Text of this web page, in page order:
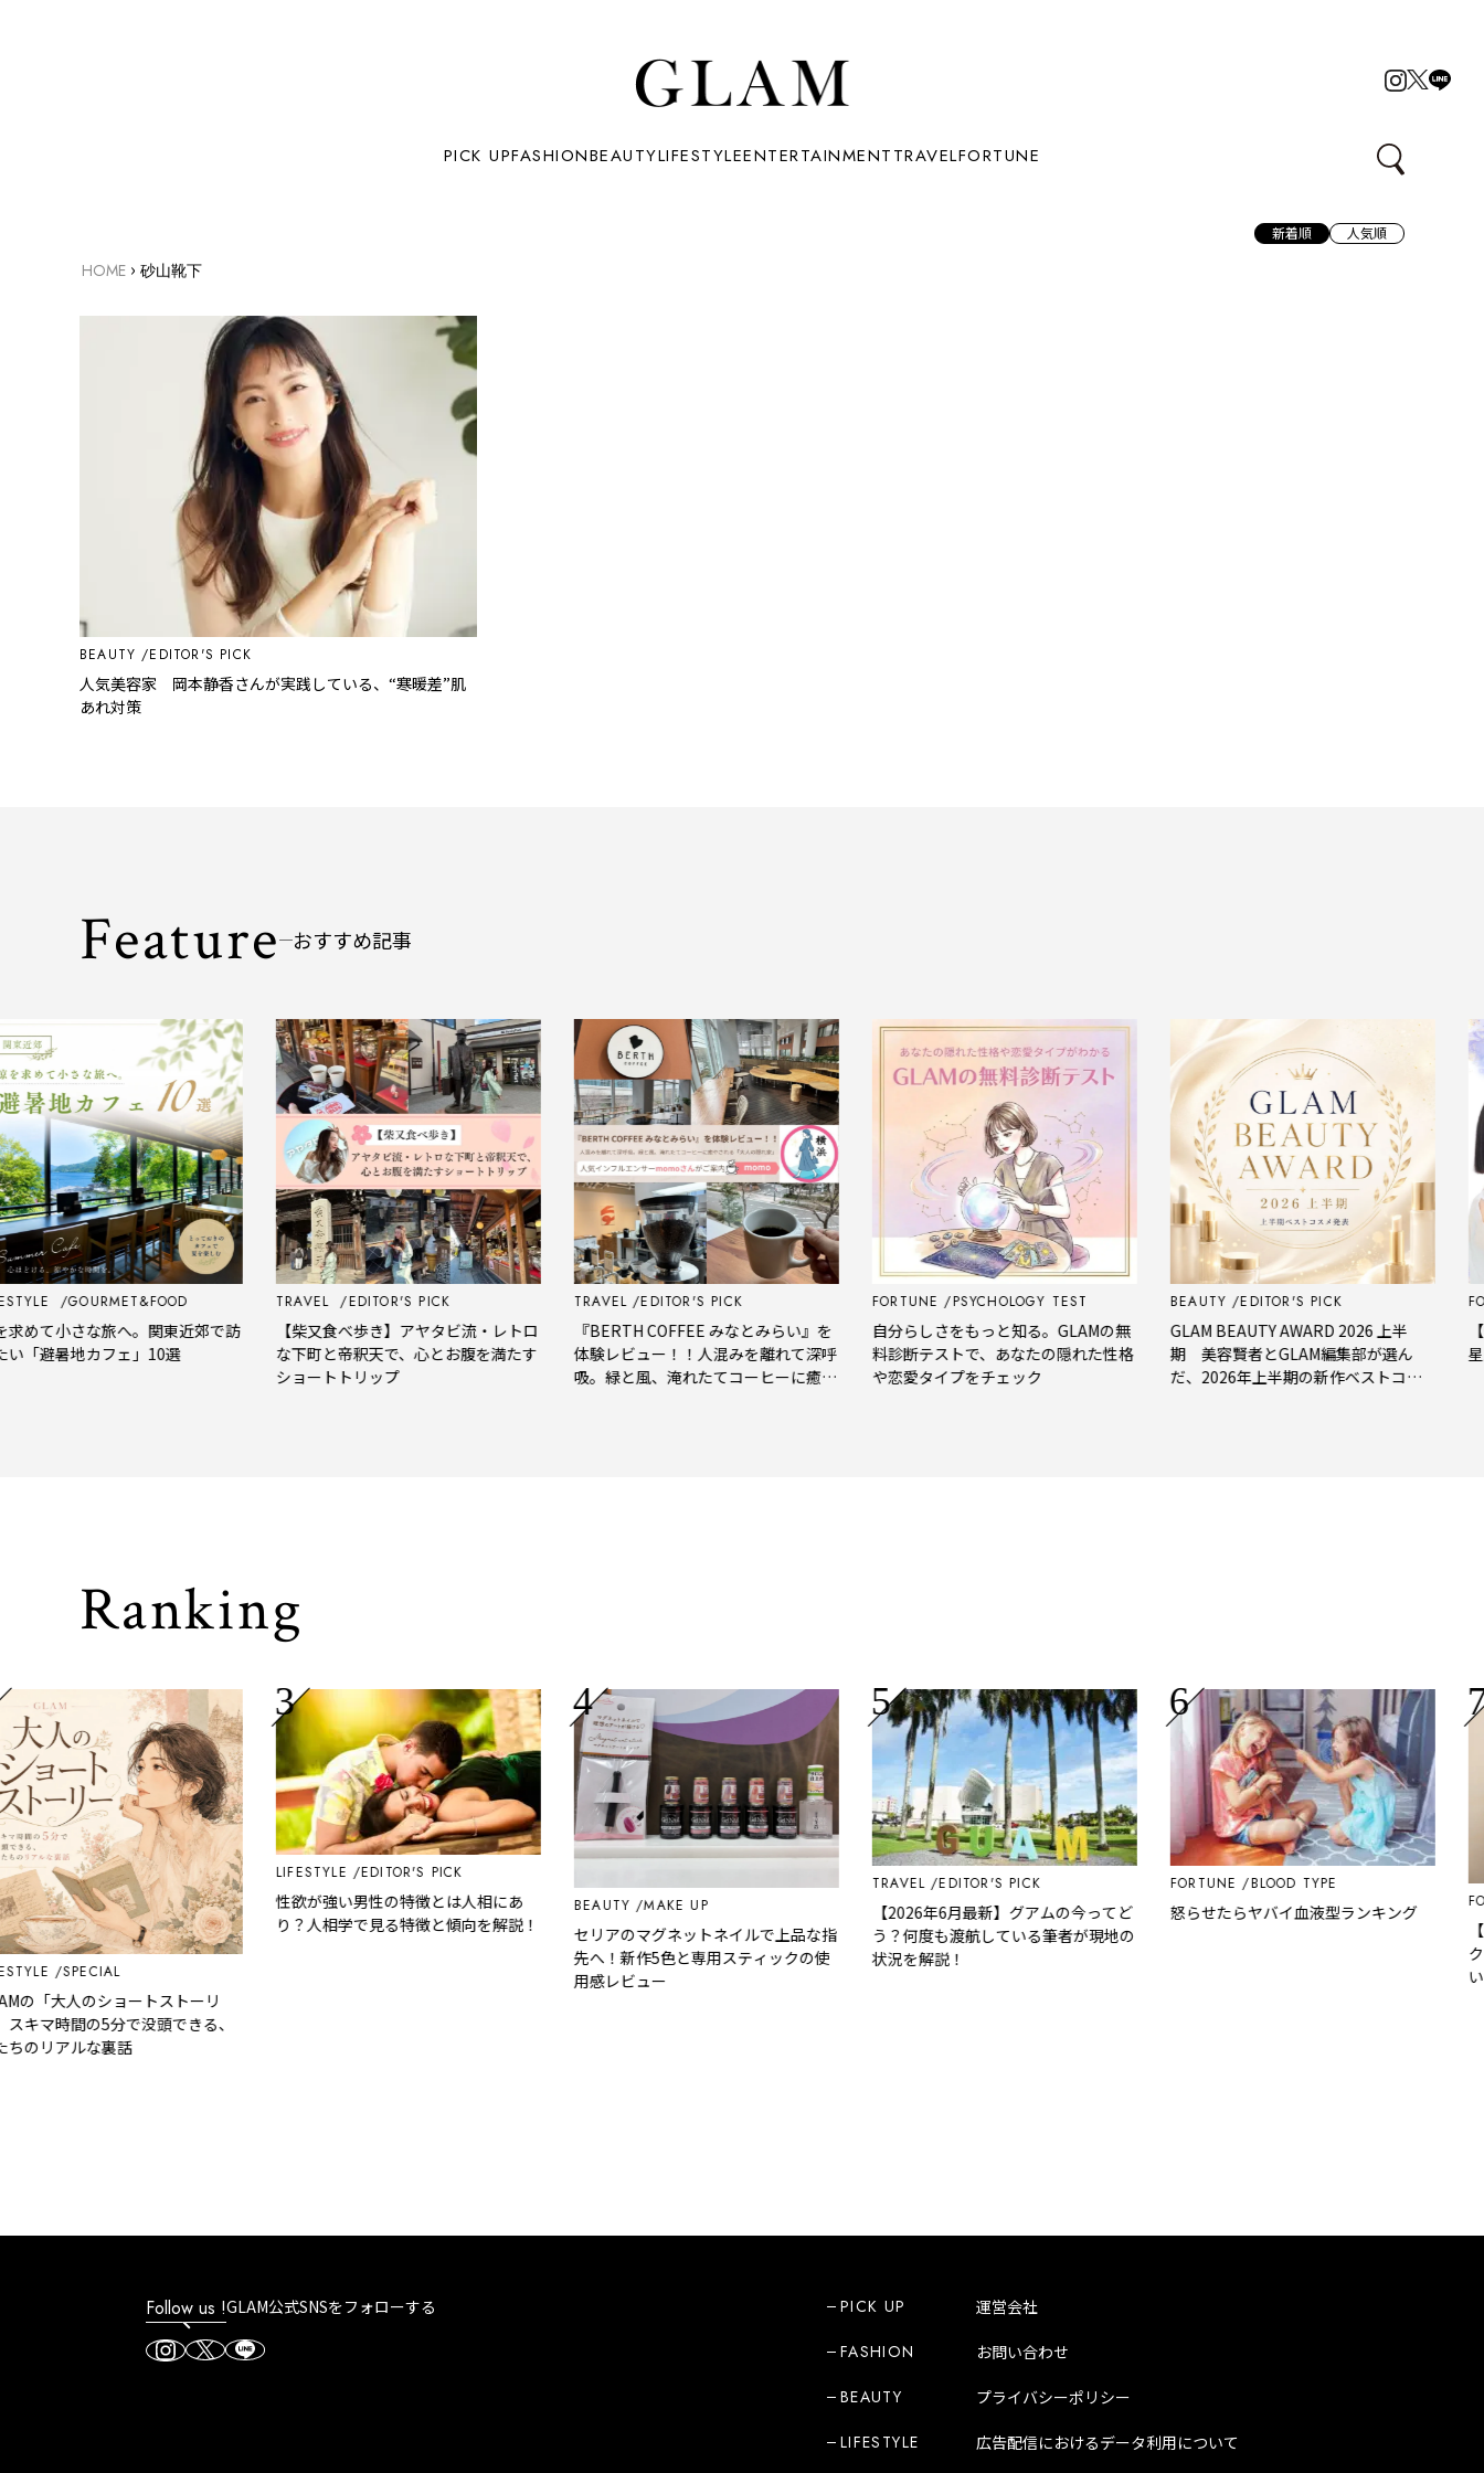
PICK UPFASHIONBEAUTYLIFESTYLEENTERTAINMENTTRAVELFORTUNE
新着順 人気順
HOME › 砂山靴下
BEAUTY EDITOR'S PICK
人気美容家 岡本静香さんが実践している、“寒暖差”肌
あれ対策
Feature おすすめ記事
GOURMET&FOOD
て小さな旅へ。関東近郊で訪
避暑地カフェ」10選
TRAVEL EDITOR'S PICK
【柴又食べ歩き】アヤタビ流・レトロ
な下町と帝釈天で、心とお腹を満たす
ショートトリップ
TRAVEL EDITOR'S PICK
『BERTH COFFEE みなとみらい』を
体験レビュー！！人混みを離れて深呼
吸。緑と風、淹れたてコーヒーに癒や
FORTUNE PSYCHOLOGY TEST
自分らしさをもっと知る。GLAMの無
料診断テストで、あなたの隠れた性格
や恋愛タイプをチェック
BEAUTY EDITOR'S PICK
GLAM BEAUTY AWARD 2026 上半
期 美容賢者とGLAM編集部が選ん
だ、2026年上半期の新作ベストコス
【今
星座
Ranking
SPECIAL
「大人のショートストーリ
マ時間の5分で没頭できる、
リアルな裏話
LIFESTYLE EDITOR'S PICK
性欲が強い男性の特徴とは人相にあ
り？人相学で見る特徴と傾向を解説！
BEAUTY MAKE UP
セリアのマグネットネイルで上品な指
先へ！新作5色と専用スティックの使
用感レビュー
TRAVEL EDITOR'S PICK
【2026年6月最新】グアムの今ってど
う？何度も渡航している筆者が現地の
状況を解説！
FORTUNE BLOOD TYPE
怒らせたらヤバイ血液型ランキング
【夢
クス
い…
Follow us !GLAM公式SNSをフォローする PICK UP
FASHION
BEAUTY
LIFESTYLE
運営会社
お問い合わせ
プライバシーポリシー
広告配信におけるデータ利用について